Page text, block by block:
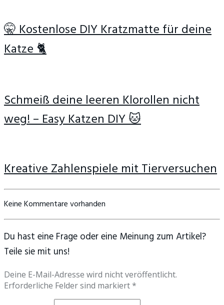
🤫 Kostenlose DIY Kratzmatte für deine
Katze 🐈
Schmeiß deine leeren Klorollen nicht
weg! – Easy Katzen DIY 🐱
Kreative Zahlenspiele mit Tierversuchen
Keine Kommentare vorhanden
Du hast eine Frage oder eine Meinung zum Artikel?
Teile sie mit uns!
Deine E-Mail-Adresse wird nicht veröffentlicht.
Erforderliche Felder sind markiert *